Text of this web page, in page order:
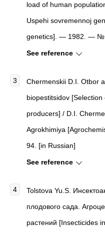
load of human
Uspehi sovremennoj
genetics]. — 1982. — №
See reference
Chermenskii D.I. Otbor
biopestitsidov
producers] / D.I.
Agrokhimiya
94. [in Russian]
See reference
Tolstova Yu.S.
плодового сада.
растений [Insecticides